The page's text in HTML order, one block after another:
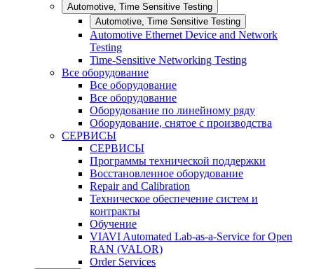
Automotive, Time Sensitive Testing
Automotive, Time Sensitive Testing
Automotive Ethernet Device and Network
Testing
Time-Sensitive Networking Testing
Все оборудование
Все оборудование
Все оборудование
Оборудование по линейному ряду
Оборудование, снятое с производства
СЕРВИСЫ
СЕРВИСЫ
Программы технической поддержки
Восстановленное оборудование
Repair and Calibration
Техническое обеспечение систем и
контракты
Обучение
VIAVI Automated Lab-as-a-Service for Open
RAN (VALOR)
Order Services